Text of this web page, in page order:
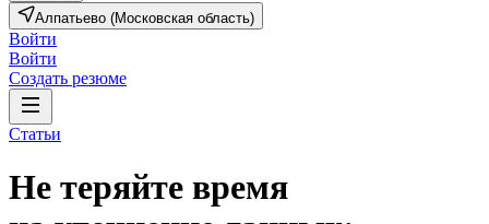
Алпатьево (Московская область)
Войти
Войти
Создать резюме
Статьи
Не теряйте время